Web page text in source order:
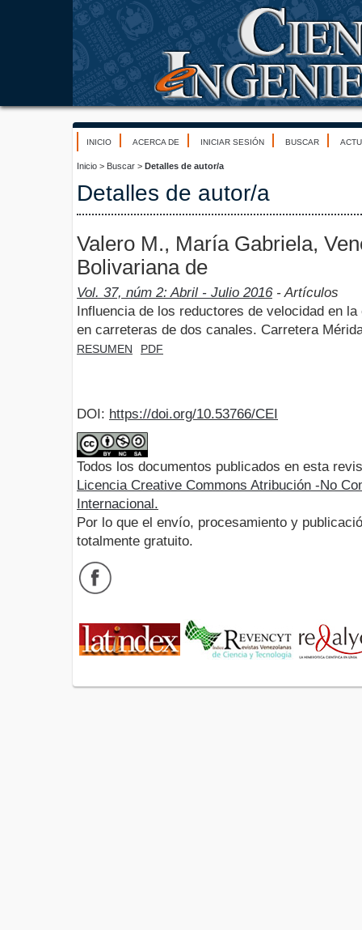
INICIO ACERCA DE INICIAR SESIÓN BUSCAR
Inicio > Buscar > Detalles de autor/a
Detalles de autor/a
Valero M., María Gabriela,
Bolivariana de
Vol. 37, núm 2: Abril - Julio 2016- Artículos
Influencia de los reductores de velocidad en
en carreteras de dos canales. Carretera
RESUMEN PDF
DOI: https://doi.org/10.53766/CEI
Todos los documentos publicados en esta
Licencia Creative Commons Atribución -No
Internacional.
Por lo que el envío, procesamiento y
totalmente gratuito.